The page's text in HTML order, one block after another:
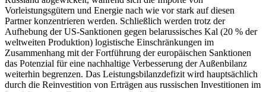
Vorleistungsgütern und Energie nach wie vor stark auf diesen
Partner konzentrieren werden. Schließlich werden trotz der
Aufhebung der US-Sanktionen gegen belarussisches Kal (20 % der
weltweiten Produktion) logistische Einschränkungen im
Zusammenhang mit der Fortführung der europäischen Sanktionen
das Potenzial für eine nachhaltige Verbesserung der Außenbilanz
weiterhin begrenzen. Das Leistungsbilanzdefizit wird hauptsächlich
durch die Reinvestition von Erträgen aus russischen Investitionen im